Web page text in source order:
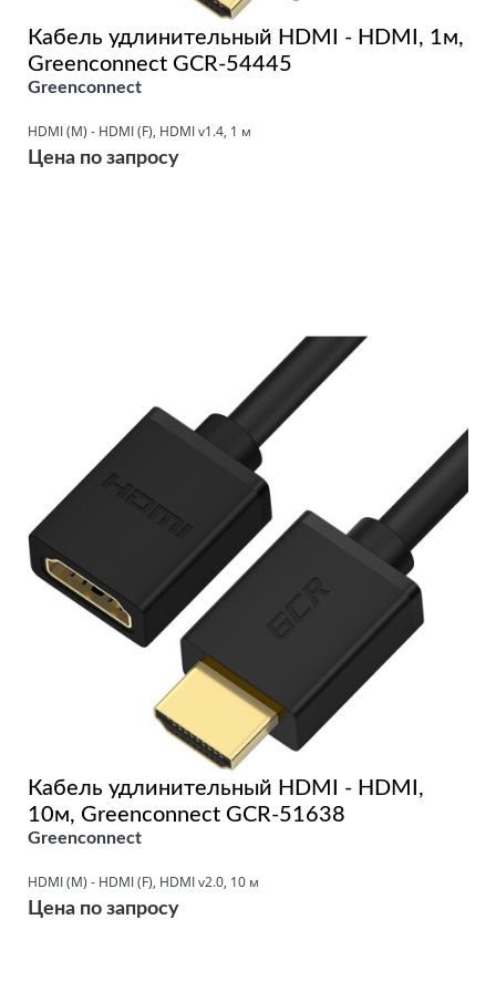
Кабель удлинительный HDMI - HDMI, 1м,
Greenconnect GCR-54445
Greenconnect
HDMI (M) - HDMI (F), HDMI v1.4, 1 м
Цена по запросу
Кабель удлинительный HDMI - HDMI,
10м, Greenconnect GCR-51638
Greenconnect
HDMI (M) - HDMI (F), HDMI v2.0, 10 м
Цена по запросу